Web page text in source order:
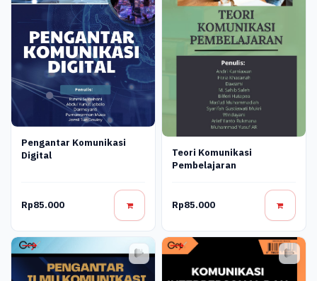
Pengantar Komunikasi
Digital
Rp85.000
Teori Komunikasi
Pembelajaran
Rp85.000